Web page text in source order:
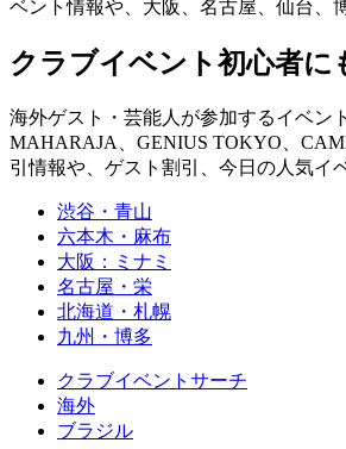
ベント情報や、大阪、名古屋、仙台、
クラブイベント初心者に
海外ゲスト・芸能人が参加するイベン
MAHARAJA、GENIUS TOKYO、
引情報や、ゲスト割引、今日の人気イ
渋谷・青山
六本木・麻布
大阪：ミナミ
名古屋・栄
北海道・札幌
九州・博多
クラブイベントサーチ
海外
ブラジル